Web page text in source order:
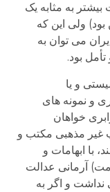
به مثابه یک
ولی این که
می توان به
بود.
و یا
و نمونه های
خواهان
غیر مذهبی مکتب و
با ابهامات و
آرمانی عدالت
نداشت و اگر به